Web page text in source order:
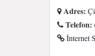
Adres:
Telefon:
İnternet